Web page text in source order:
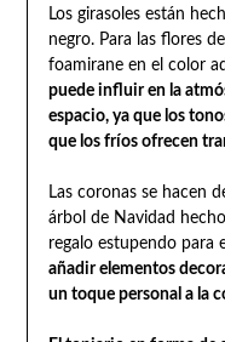
Los girasoles están
negro. Para las flores
foamirane en el color
puede influir en la
espacio, ya que los
que los fríos ofrecen
Las coronas se hacen
árbol de Navidad
regalo estupendo para
añadir elementos
un toque personal a la